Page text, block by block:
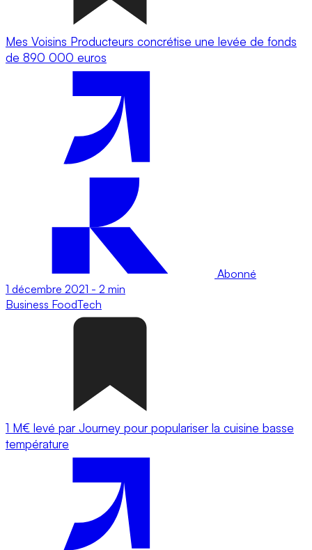
Mes Voisins Producteurs concrétise une levée de fonds
de 890 000 euros
Abonné
1 décembre 2021 - 2 min
Business FoodTech
1 M€ levé par Journey pour populariser la cuisine basse
température